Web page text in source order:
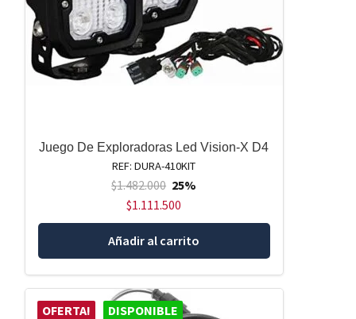
Juego De Exploradoras Led Vision-X D4
REF: DURA-410KIT
$1.482.000 25%
$1.111.500
Añadir al carrito
OFERTA! DISPONIBLE